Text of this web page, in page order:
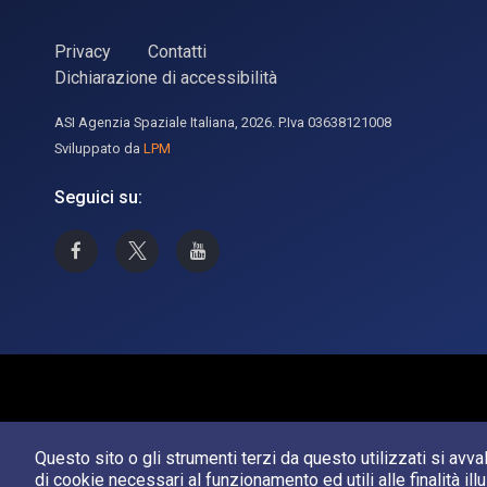
Questo sito o gli strumenti terzi da questo utilizzati si
di cookie necessari al funzionamento ed utili alle finalità
Privacy
Contatti
Dichiarazione di accessibilità
ASI Agenzia Spaziale Italiana, 2026. P.Iva 03638121008
Sviluppato da LPM
Seguici su:
Asi su Facebook
Asi su XCanale Asi su YouTube